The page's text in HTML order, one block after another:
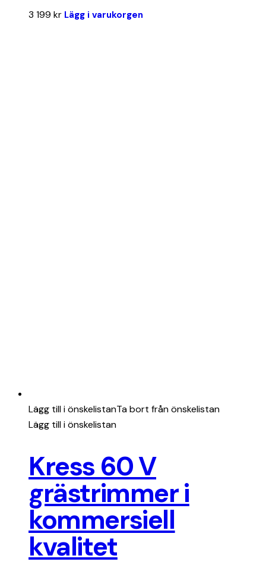
3 199 kr Lägg i varukorgen
Lägg till i önskelistanTa bort från önskelistan
Lägg till i önskelistan
Kress 60 V
grästrimmer i
kommersiell
kvalitet